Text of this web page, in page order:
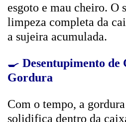
esgoto e mau cheiro. O
limpeza completa da
a sujeira acumulada.
🍳 Desentupimento de
Gordura
Com o tempo, a
solidifica dentro da